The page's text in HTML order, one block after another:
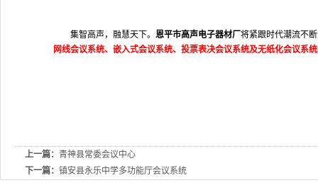
集智高声，融慧天下。 恩平市高声电子器材厂 将紧跟时代潮流不
网线会议系统、嵌入式会议系统、投票表决会议系统及无纸化会议系统
上一篇： 青神县常委会议中心
下一篇： 镇安县永乐中学多功能厅会议系统